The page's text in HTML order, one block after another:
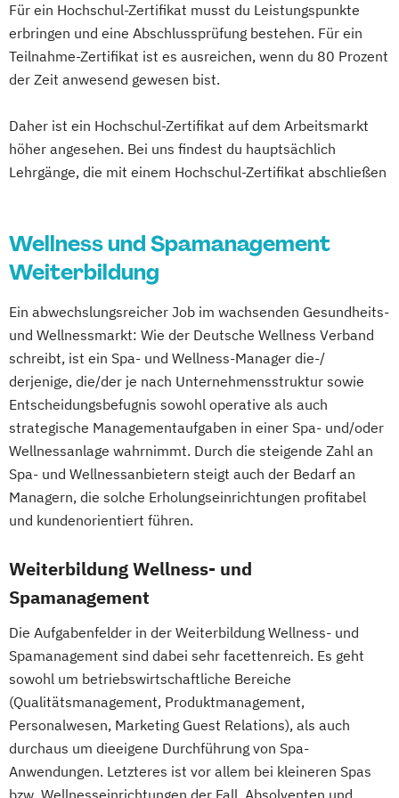
Ernährungsberater für Schwangere
Ernährungsberater für Senioren
Ernährungsberater für Sportler
Ernährungsberater für Sportler (inkl.
Ernährung C-Lizenz)
Ernährungsberater für Sportler A-Lizenz
(inkl. Ernährung C-Lizenz und
Ernährungsberater für vegetarische
Ernährung
Ernährungsberater/in B-Lizenz
Ernährungsfachwirt/in
Fachberater für Nahrungsergänzungsmittel
Fachkraft für Betriebliches
Gesundheitsmanagement
Fachtrainer/in für Sportrehabilitation
Fachwirt/in für Prävention und
Gesundheitsförderung (IHK)
Sozialwesen (IHK)
Food Coach
Geprüfter Ernährungsfachwirt
Geprüfter Fachwirt für Prävention und
Geprüfter Fachwirt im Betrieblichen
Gesundheitsmanagement
Gesundheitscoach
Heilpraktiker - Vorbereitung auf die
Nordic Walking Trainer Ausbildung
Pilates Trainer Ausbildung Reha Trainer
Seniorentrainer Ausbildung
Wirbelsäulengymnastik Trainer Ausbildung
Yoga Trainer Ausbildung
Für ein Hochschul-Zertifikat musst du Leistungspunkte
erbringen und eine Abschlussprüfung bestehen. Für ein
Teilnahme-Zertifikat ist es ausreichen, wenn du 80 Prozent
der Zeit anwesend gewesen bist.
Daher ist ein Hochschul-Zertifikat auf dem Arbeitsmarkt
höher angesehen. Bei uns findest du hauptsächlich
Lehrgänge, die mit einem Hochschul-Zertifikat abschließen
Wellness und Spamanagement
Weiterbildung
Ein abwechslungsreicher Job im wachsenden Gesundheits-
und Wellnessmarkt: Wie der Deutsche Wellness Verband
schreibt, ist ein Spa- und Wellness-Manager die-/
derjenige, die/der je nach Unternehmensstruktur sowie
Entscheidungsbefugnis sowohl operative als auch
strategische Managementaufgaben in einer Spa- und/oder
Wellnessanlage wahrnimmt. Durch die steigende Zahl an
Spa- und Wellnessanbietern steigt auch der Bedarf an
Managern, die solche Erholungseinrichtungen profitabel
und kundenorientiert führen.
Weiterbildung Wellness- und
Spamanagement
Die Aufgabenfelder in der Weiterbildung Wellness- und
Spamanagement sind dabei sehr facettenreich. Es geht
sowohl um betriebswirtschaftliche Bereiche
(Qualitätsmanagement, Produktmanagement,
Personalwesen, Marketing Guest Relations), als auch
durchaus um dieeigene Durchführung von Spa-
Anwendungen. Letzteres ist vor allem bei kleineren Spas